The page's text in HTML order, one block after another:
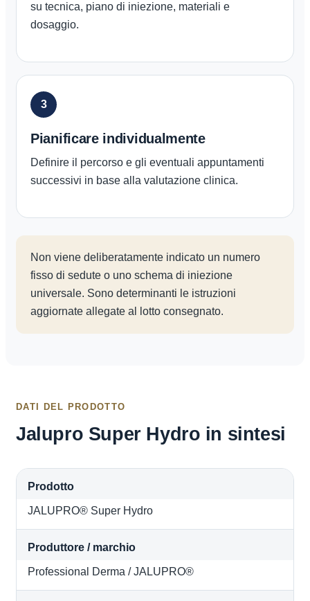
su tecnica, piano di iniezione, materiali e
dosaggio.
3
Pianificare individualmente
Definire il percorso e gli eventuali appuntamenti
successivi in base alla valutazione clinica.
Non viene deliberatamente indicato un numero
fisso di sedute o uno schema di iniezione
universale. Sono determinanti le istruzioni
aggiornate allegate al lotto consegnato.
DATI DEL PRODOTTO
Jalupro Super Hydro in sintesi
Prodotto
JALUPRO® Super Hydro
Produttore / marchio
Professional Derma / JALUPRO®